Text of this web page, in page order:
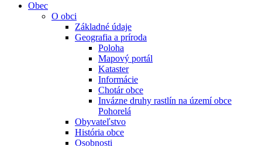
Obec
O obci
Základné údaje
Geografia a príroda
Poloha
Mapový portál
Kataster
Informácie
Chotár obce
Invázne druhy rastlín na území obce
Pohorelá
Obyvateľstvo
História obce
Osobnosti